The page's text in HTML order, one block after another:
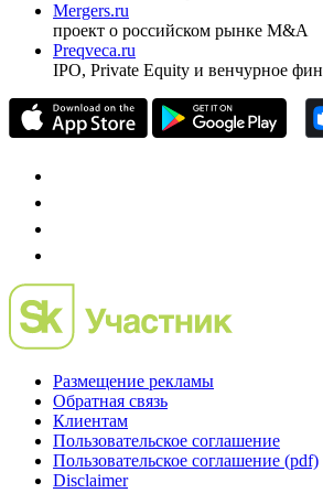
Investfunds
универсальный ресурс по
частного инвестора России
проект о российском рынке M&A
Preqveca.ru
Размещение рекламы
Обратная связь